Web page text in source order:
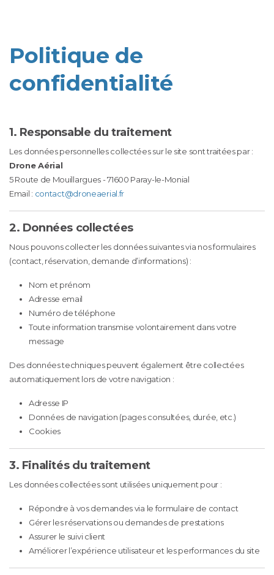
Politique de
confidentialité
1. Responsable du traitement
Les données personnelles collectées sur le site sont traitées par :
Drone Aérial
5 Route de Mouillargues - 71600 Paray-le-Monial
Email : contact@droneaerial.fr
2. Données collectées
Nous pouvons collecter les données suivantes via nos formulaires
(contact, réservation, demande d’informations) :
Nom et prénom
Adresse email
Numéro de téléphone
Toute information transmise volontairement dans votre
message
Des données techniques peuvent également être collectées
automatiquement lors de votre navigation :
Adresse IP
Données de navigation (pages consultées, durée, etc.)
Cookies
3. Finalités du traitement
Les données collectées sont utilisées uniquement pour :
Répondre à vos demandes via le formulaire de contact
Gérer les réservations ou demandes de prestations
Assurer le suivi client
Améliorer l’expérience utilisateur et les performances du site